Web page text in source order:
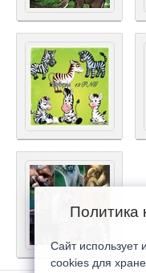
Политика
Сайт
cookies для